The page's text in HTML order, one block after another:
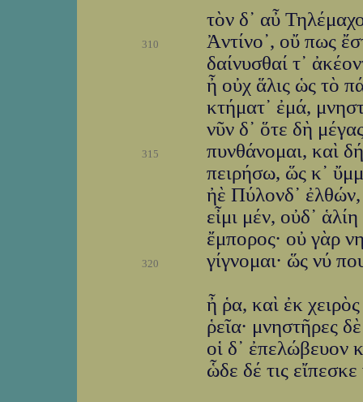
τὸν δ᾽ αὖ
310
Ἀντίνο᾽, οὔ πως
δαίνυσθαί τ᾽
ἦ οὐχ ἅλις ὡς τὸ
κτήματ᾽ ἐμά,
νῦν δ᾽ ὅτε δὴ
315
πυνθάνομαι, καὶ
πειρήσω, ὥς κ᾽
ἠὲ Πύλονδ᾽ ἐλθών,
εἶμι μέν, οὐδ᾽
ἔμπορος· οὐ γὰρ
320
γίγνομαι· ὥς νύ
ἦ ῥα, καὶ ἐκ
ῥεῖα· μνηστῆρες
οἱ δ᾽ ἐπελώβευον
ὧδε δέ τις